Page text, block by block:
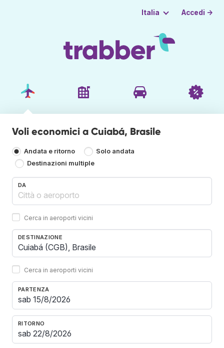
Italia Accedi →
Voli economici a Cuiabá, Brasile
Andata e ritorno
Solo andata
Destinazioni multiple
DA
Cerca in aeroporti vicini
DESTINAZIONE
Cerca in aeroporti vicini
PARTENZA
RITORNO